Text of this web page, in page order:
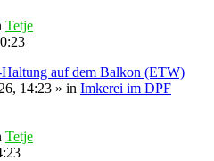
Tetje
auf dem Balkon (ETW)
14:23 » in Imkerei im DPF
Tetje